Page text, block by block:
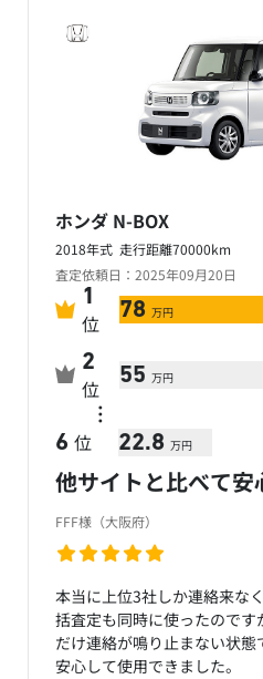
ホンダ N-BOX
2018年式 走行距離70000km
査定依頼日：2025年09月20日
他サイトと比べて安
FFF様（大阪府）
本当に上位3社しか連絡来な
括査定も同時に使ったので
だけ連絡が鳴り止まない状態
安心して使用できました。
1
位 78 万円
2
位 55 万円
…
6 位 22.8 万円